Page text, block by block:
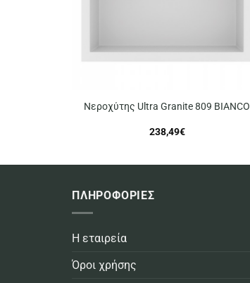
Νεροχύτης Ultra Granite 809 BIANCO
238,49€
ΠΛΗΡΟΦΟΡΙΕΣ
Η εταιρεία
Όροι χρήσης